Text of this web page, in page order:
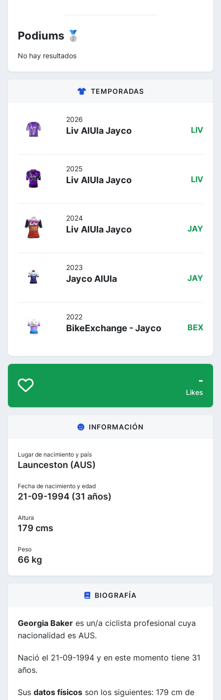
Podiums 🥈
No hay resultados
TEMPORADAS
2026
Liv AlUla Jayco LIV
2025
Liv AlUla Jayco LIV
2024
Liv AlUla Jayco JAY
2023
Jayco AlUla JAY
2022
BikeExchange - Jayco BEX
-
Likes
INFORMACIÓN
Lugar de nacimiento y país
Launceston (AUS)
Fecha de nacimiento y edad
21-09-1994 (31 años)
Altura
179 cms
Peso
66 kg
BIOGRAFÍA
Georgia Baker es un/a ciclista profesional cuya
nacionalidad es AUS.
Nació el 21-09-1994 y en este momento tiene 31
años.
Sus datos físicos son los siguientes: 179 cm de